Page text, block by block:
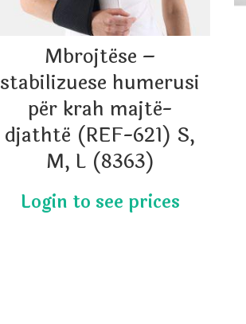
Mbrojtëse –
stabilizuese humerusi
për krah majtë-
djathtë (REF-621) S,
M, L (8363)